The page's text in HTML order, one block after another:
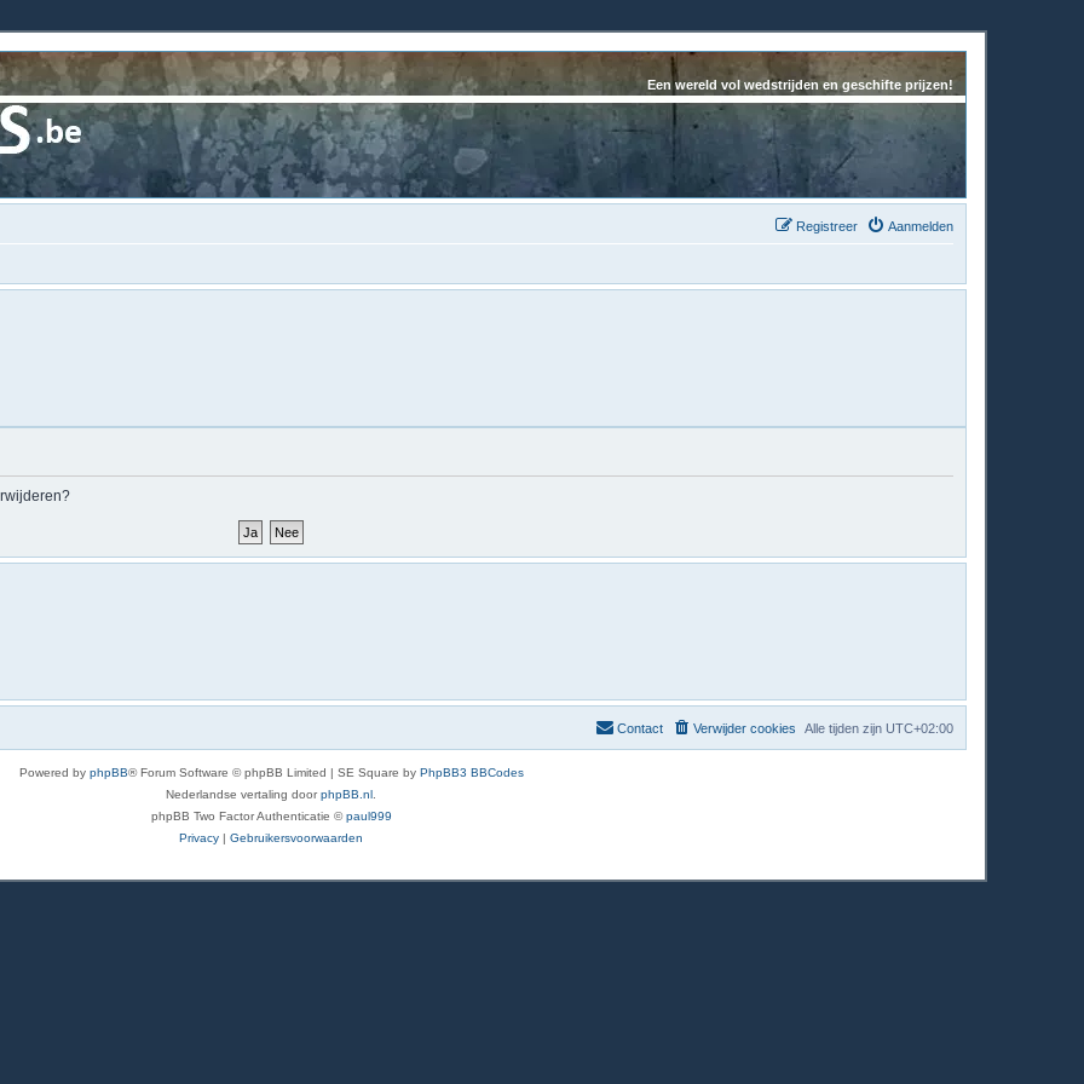
Een wereld vol wedstrijden en geschifte prijzen!
Aanmelden
Registreer
Alle tijden zijn UTC+02:00
Verwijder cookies
Contact
Powered by phpBB® Forum Software © phpBB Limited | SE Square by PhpBB3 BBCodes
Nederlandse vertaling doorphpBB.nl
phpBB Two Factor Authenticatie ©paul999
Privacy | Gebruikersvoorwaarden